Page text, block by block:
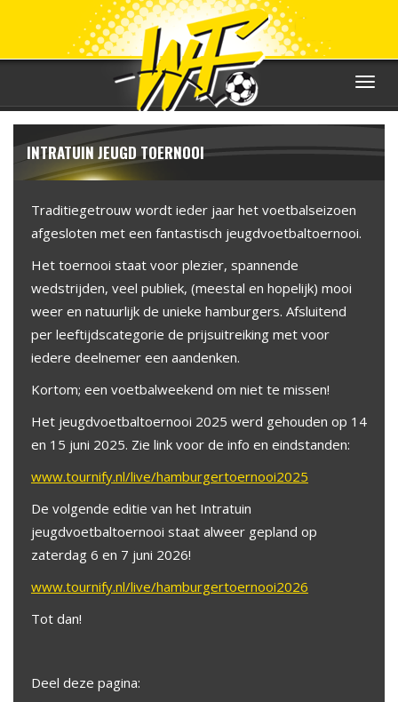
Toggle
INTRATUIN JEUGD TOERNOOI
Traditiegetrouw wordt ieder jaar het voetbalseizoen
afgesloten met een fantastisch jeugdvoetbaltoernooi.
Het toernooi staat voor plezier, spannende
wedstrijden, veel publiek, (meestal en hopelijk) mooi
weer en natuurlijk de unieke hamburgers. Afsluitend
per leeftijdscategorie de prijsuitreiking met voor
iedere deelnemer een aandenken.
Kortom; een voetbalweekend om niet te missen!
Het jeugdvoetbaltoernooi 2025 werd gehouden op 14
en 15 juni 2025. Zie link voor de info en eindstanden:
www.tournify.nl/live/hamburgertoernooi2025
De volgende editie van het Intratuin
jeugdvoetbaltoernooi staat alweer gepland op
zaterdag 6 en 7 juni 2026!
www.tournify.nl/live/hamburgertoernooi2026
Tot dan!
Deel deze pagina: